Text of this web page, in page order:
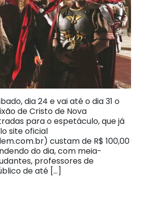
dia 24 e vai até o dia 31 o
de Cristo de Nova
para o espetáculo, que já
site oficial
custam de R$ 100,00
do dia, com meia-
professores de
de até […]